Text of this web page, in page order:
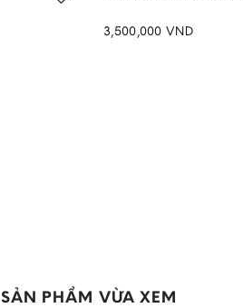
3,500,000 VND
SẢN PHẨM VỪA XEM